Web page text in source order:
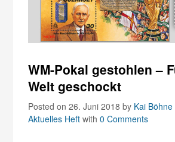
WM-Pokal gestohlen –
Welt geschockt
Posted on 26. Juni 2018by Kai Böhne
Aktuelles Heft with0 Comments